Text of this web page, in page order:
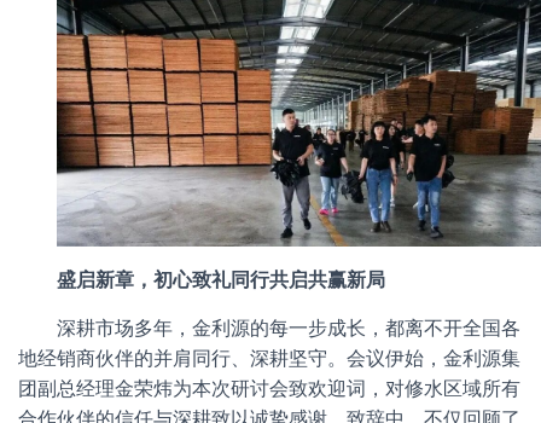
盛启新章，初心致礼同行共启共赢新局
深耕市场多年，金利源的每一步成长，都离不开全国各
地经销商伙伴的并肩同行、深耕坚守。会议伊始，金利源集
团副总经理金荣炜为本次研讨会致欢迎词，对修水区域所有